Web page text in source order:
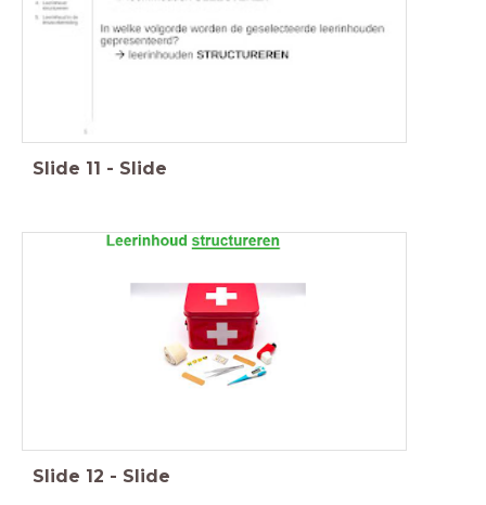
Slide 11 - Slide
Slide 12 - Slide